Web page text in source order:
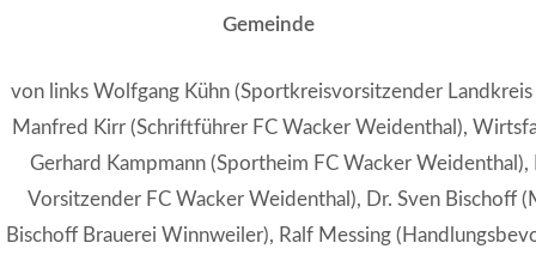
Gemeinde
von links Wolfgang Kühn (Sportkreisvorsitzender
Manfred Kirr (Schriftführer FC Wacker Weidenthal),
Gerhard Kampmann (Sportheim FC Wacker Weidenthal),
Vorsitzender FC Wacker Weidenthal), Dr. Sven Bischoff
Bischoff Brauerei Winnweiler), Ralf Messing